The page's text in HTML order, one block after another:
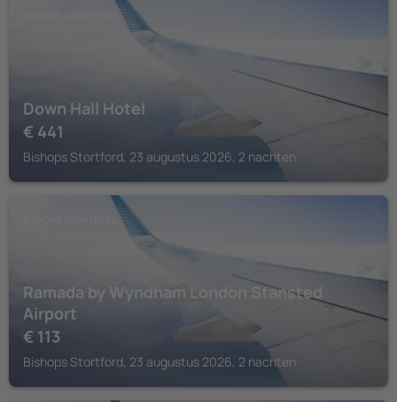
Down Hall Hotel
€ 441
Bishops Stortford, 23 augustus 2026, 2 nachten
Ramada by Wyndham London Stansted
Airport
€ 113
Bishops Stortford, 23 augustus 2026, 2 nachten